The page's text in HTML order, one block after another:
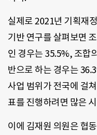
실제로 2021년 기획재
기반 연구를 살펴보면
인 경우는 35.5%, 조합
반으로 하는 경우는
사업 범위가 전국에 걸
표를 진행하려면 많은
이에 김재원 의원은 협